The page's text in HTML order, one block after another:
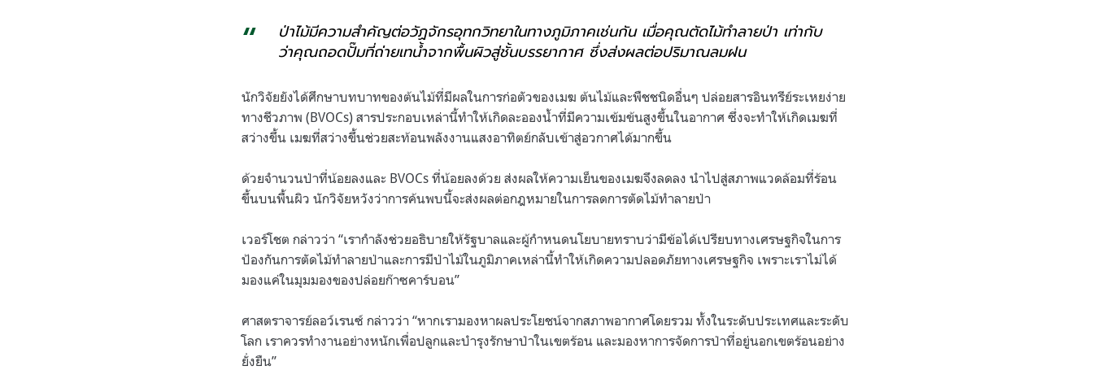
ป่าไม้มีความสำคัญต่อวัฏจักรอุทกวิทยาในทางภูมิภาคเช่นกัน เมื่อคุณตัดไม้ทำลายป่า เท่ากับ
ว่าคุณถอดปั๊มที่ถ่ายเทน้ำจากพื้นผิวสู่ชั้นบรรยากาศ ซึ่งส่งผลต่อปริมาณลมฝน
นักวิจัยยังได้ศึกษาบทบาทของต้นไม้ที่มีผลในการก่อตัวของเมฆ ต้นไม้และพืชชนิดอื่นๆ ปล่อยสารอินทรีย์ระเหยง่าย
ทางชีวภาพ (BVOCs) สารประกอบเหล่านี้ทำให้เกิดละอองน้ำที่มีความเข้มข้นสูงขึ้นในอากาศ ซึ่งจะทำให้เกิดเมฆที่
สว่างขึ้น เมฆที่สว่างขึ้นช่วยสะท้อนพลังงานแสงอาทิตย์กลับเข้าสู่อวกาศได้มากขึ้น
ด้วยจำนวนป่าที่น้อยลงและ BVOCs ที่น้อยลงด้วย ส่งผลให้ความเย็นของเมฆจึงลดลง นำไปสู่สภาพแวดล้อมที่ร้อน
ขึ้นบนพื้นผิว นักวิจัยหวังว่าการค้นพบนี้จะส่งผลต่อกฎหมายในการลดการตัดไม้ทำลายป่า
เวอร์โชต กล่าวว่า “เรากำลังช่วยอธิบายให้รัฐบาลและผู้กำหนดนโยบายทราบว่ามีข้อได้เปรียบทางเศรษฐกิจในการ
ป้องกันการตัดไม้ทำลายป่าและการมีป่าไม้ในภูมิภาคเหล่านี้ทำให้เกิดความปลอดภัยทางเศรษฐกิจ เพราะเราไม่ได้
มองแค่ในมุมมองของปล่อยก๊าซคาร์บอน”
ศาสตราจารย์ลอว์เรนซ์ กล่าวว่า “หากเรามองหาผลประโยชน์จากสภาพอากาศโดยรวม ทั้งในระดับประเทศและระดับ
โลก เราควรทำงานอย่างหนักเพื่อปลูกและบำรุงรักษาป่าในเขตร้อน และมองหาการจัดการป่าที่อยู่นอกเขตร้อนอย่าง
ยั่งยืน”